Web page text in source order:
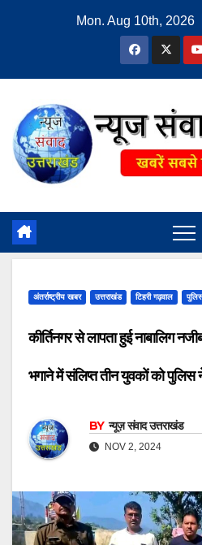
Mon. Aug 10th, 2026
अंतर्राष्ट्रीय खबर उत्तराखंड टिहरी गढ़वाल
कीर्तिनगर से लापता हुई नाबालिग
भगाने में संलिप्त तीन युवकों को पुलिस
BY न्यूज़ संवाद उत्तराखंड
NOV 2, 2024